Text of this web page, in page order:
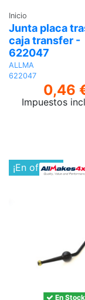
Inicio
Junta placa
caja transfer -
622047
ALLMA
622047
0,46
Impuestos
¡En oferta!
En Stock